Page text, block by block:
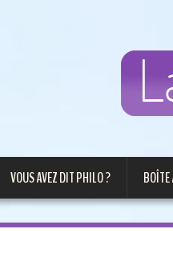
VOUS AVEZ DIT PHILO ?